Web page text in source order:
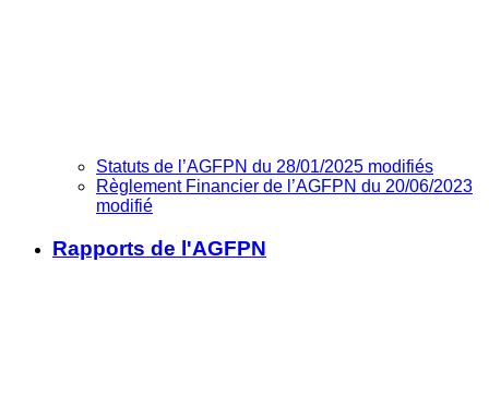
Statuts de l’AGFPN du 28/01/2025 modifiés
Règlement Financier de l’AGFPN du 20/06/2023
modifié
Rapports de l'AGFPN